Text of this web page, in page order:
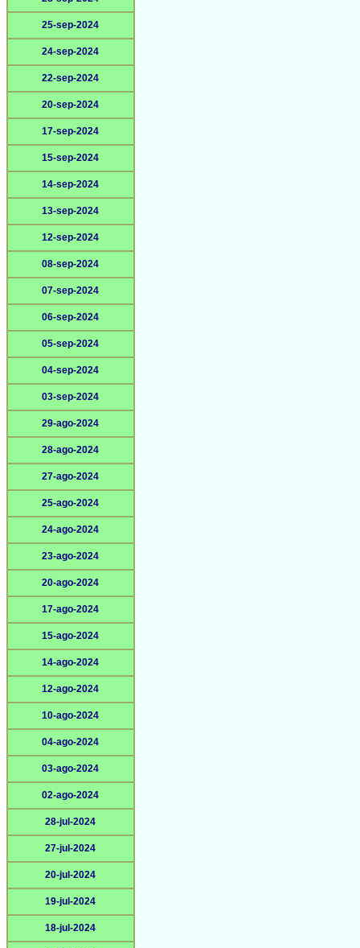
25-sep-2024
24-sep-2024
22-sep-2024
20-sep-2024
17-sep-2024
15-sep-2024
14-sep-2024
13-sep-2024
12-sep-2024
08-sep-2024
07-sep-2024
06-sep-2024
05-sep-2024
04-sep-2024
03-sep-2024
29-ago-2024
28-ago-2024
27-ago-2024
25-ago-2024
24-ago-2024
23-ago-2024
20-ago-2024
17-ago-2024
15-ago-2024
14-ago-2024
12-ago-2024
10-ago-2024
04-ago-2024
03-ago-2024
02-ago-2024
28-jul-2024
27-jul-2024
20-jul-2024
19-jul-2024
18-jul-2024